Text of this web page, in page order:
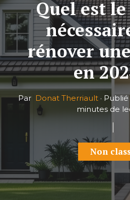
Quel est
rénover
en
Par Donat Therriault · Publié
minutes de
Non